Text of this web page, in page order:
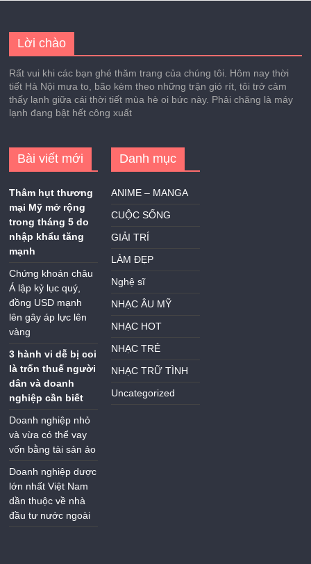
Lời chào
Rất vui khi các bạn ghé thăm trang của chúng tôi. Hôm nay thời
tiết Hà Nội mưa to, bão kèm theo những trận gió rít, tôi trở cảm
thấy lạnh giữa cái thời tiết mùa hè oi bức này. Phải chăng là máy
lạnh đang bật hết công xuất
Bài viết mới
Thâm hụt thương
mại Mỹ mở rộng
trong tháng 5 do
nhập khẩu tăng
mạnh
Chứng khoán châu
Á lập kỷ lục quý,
đồng USD mạnh
lên gây áp lực lên
vàng
3 hành vi dễ bị coi
là trốn thuế người
dân và doanh
nghiệp cần biết
Doanh nghiệp nhỏ
và vừa có thể vay
vốn bằng tài sản ảo
Doanh nghiệp dược
lớn nhất Việt Nam
dần thuộc về nhà
đầu tư nước ngoài
Danh mục
ANIME – MANGA
CUỘC SỐNG
GIẢI TRÍ
LÀM ĐẸP
Nghệ sĩ
NHẠC ÂU MỸ
NHẠC HOT
NHẠC TRẺ
NHẠC TRỮ TÌNH
Uncategorized